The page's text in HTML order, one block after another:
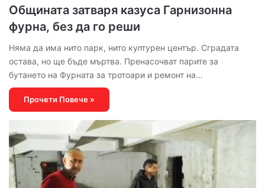
Общината затваря казуса Гарнизонна
фурна, без да го реши
Няма да има нито парк, нито културен център. Сградата
остава, но ще бъде мъртва. Пренасочват парите за
бутането на Фурната за тротоари и ремонт на…
Прочети Повече »